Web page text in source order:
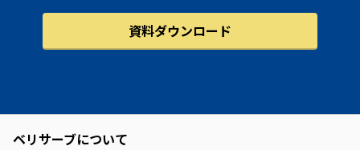
資料ダウンロード
ベリサーブについて